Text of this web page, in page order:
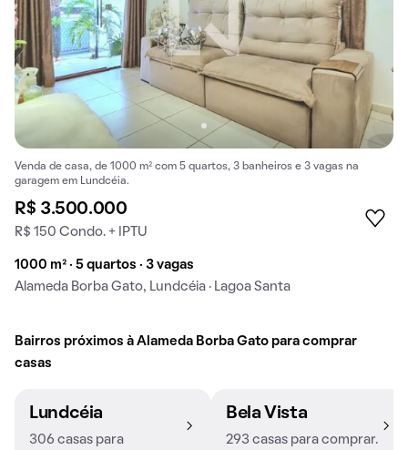
Venda de casa, de 1000 m² com 5 quartos, 3 banheiros e 3 vagas na
garagem em Lundcéia.
R$ 3.500.000
R$ 150 Condo. + IPTU
1000 m² · 5 quartos · 3 vagas
Alameda Borba Gato, Lundcéia · Lagoa Santa
Bairros próximos à Alameda Borba Gato para comprar
casas
Lundcéia
306 casas para
Bela Vista
293 casas para comprar.